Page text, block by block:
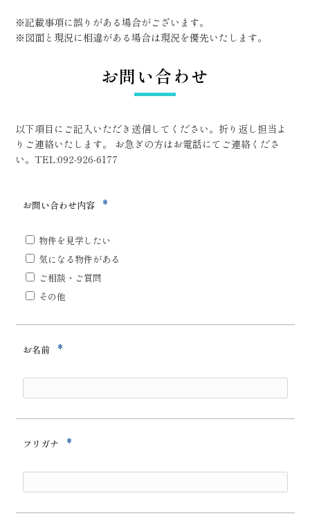
※記載事項に誤りがある場合がございます。
※図面と現況に相違がある場合は現況を優先いたします。
お問い合わせ
以下項目にご記入いただき送信してください。折り返し担当よ
りご連絡いたします。 お急ぎの方はお電話にてご連絡くださ
い。TEL:092-926-6177
お問い合わせ内容*
物件を見学したい
気になる物件がある
ご相談・ご質問
その他
お名前*
フリガナ*